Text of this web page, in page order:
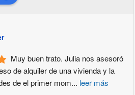
Muy buen trato. Julia nos asesoró
de alquiler de una vivienda y la
de el primer mom... leer más